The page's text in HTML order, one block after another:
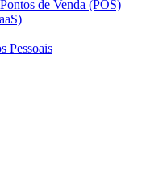
de Venda (POS)
Pessoais